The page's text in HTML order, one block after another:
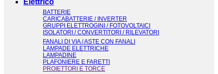
Elettrico
BATTERIE
CARICABATTERIE / INVERTER
GRUPPI ELETTROGINI / FOTOVOLTAICI
ISOLATORI / CONVERTITORI / RILEVATORI
FANALI DI VIA / ASTE CON FANALI
LAMPADE ELETTRICHE
LAMPADINE
PLAFONIERE E FARETTI
PROIETTORI E TORCE